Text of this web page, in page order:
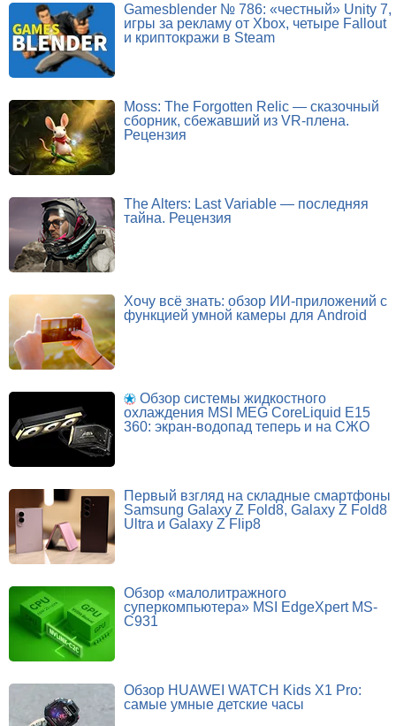
Gamesblender № 786: «честный» Unity 7,
игры за рекламу от Xbox, четыре Fallout
и криптокражи в Steam
Moss: The Forgotten Relic — сказочный
сборник, сбежавший из VR-плена.
Рецензия
The Alters: Last Variable — последняя
тайна. Рецензия
Хочу всё знать: обзор ИИ-приложений с
функцией умной камеры для Android
Обзор системы жидкостного
охлаждения MSI MEG CoreLiquid E15
360: экран-водопад теперь и на СЖО
Первый взгляд на складные смартфоны
Samsung Galaxy Z Fold8, Galaxy Z Fold8
Ultra и Galaxy Z Flip8
Обзор «малолитражного
суперкомпьютера» MSI EdgeXpert MS-
C931
Обзор HUAWEI WATCH Kids X1 Pro:
самые умные детские часы